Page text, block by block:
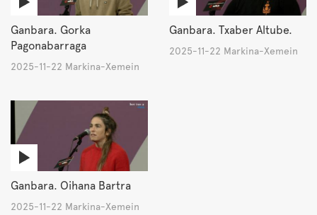
Ganbara. Gorka
Pagonabarraga
2025-11-22 Markina-Xemein
Ganbara. Txaber Altube.
2025-11-22 Markina-Xemein
Ganbara. Oihana Bartra
2025-11-22 Markina-Xemein